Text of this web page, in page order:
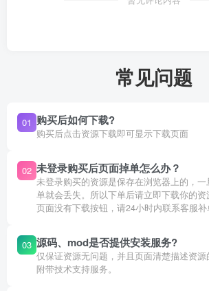
常见问题
01 购买后如何下载?
购买后点击资源下载即可显示下载页面
02 未登录购买后页面掉单怎么办？
未登录购买的资源是保存在浏览器上的，
单就会丢失。所以下单后请立即下载你的
页面没有下载按钮，请24小时内联系客服补
03 源码、mod是否提供安装服务?
仅保证资源无问题，并且页面清楚描述资
附带技术支持服务。